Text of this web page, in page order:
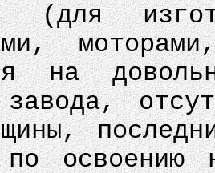
(для
на
освоению